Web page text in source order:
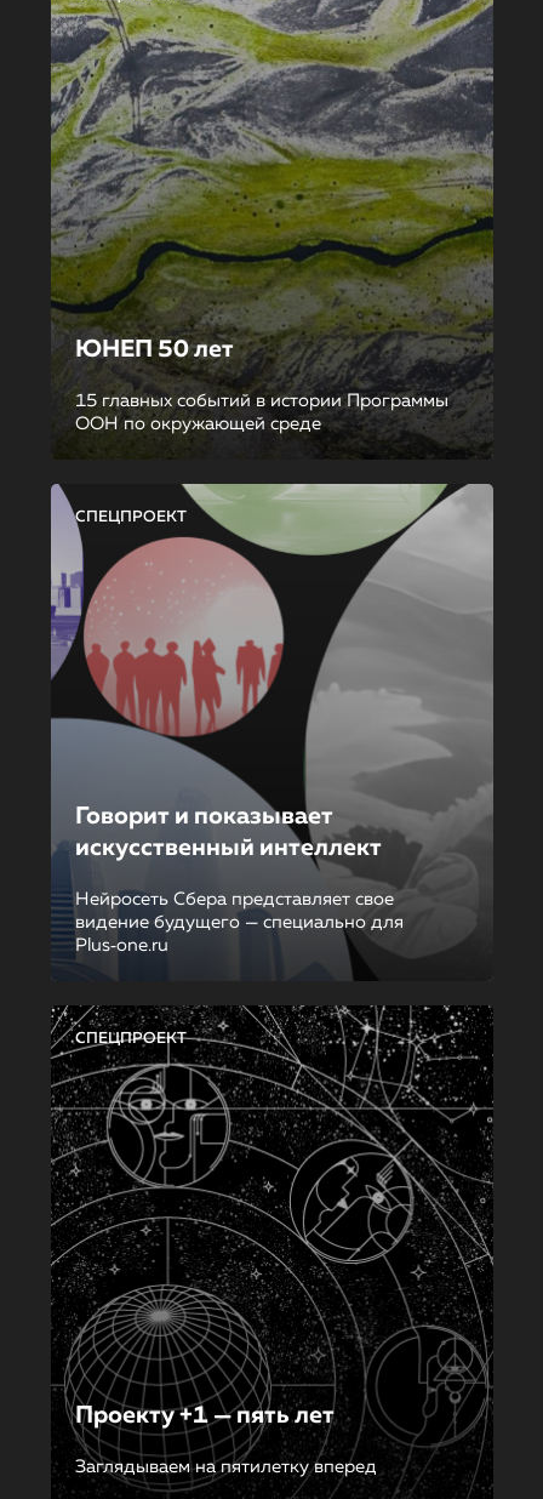
ЮНЕП 50 лет
15 главных событий в истории Программы
ООН по окружающей среде
СПЕЦПРОЕКТ
Говорит и показывает
искусственный интеллект
Нейросеть Сбера представляет свое
видение будущего — специально для
Plus‑one.ru
СПЕЦПРОЕКТ
Проекту +1 — пять лет
Заглядываем на пятилетку вперед